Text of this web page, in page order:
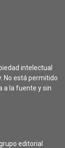
intelectual
No está permitido
a la fuente y sin
editorial